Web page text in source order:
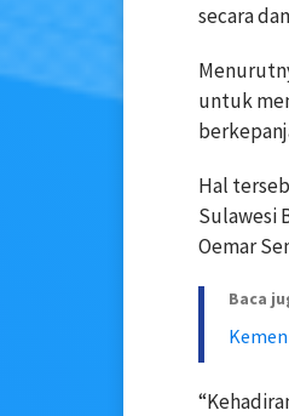
secara
untuk
Hal
Sulawesi
Oemar
Baca